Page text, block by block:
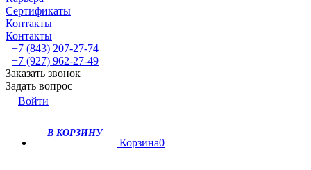
Сертификаты
Контакты
Контакты
+7 (843) 207-27-74
+7 (927) 962-27-49
Заказать звонок
Задать вопрос
Войти
В КОРЗИНУ
Корзина0